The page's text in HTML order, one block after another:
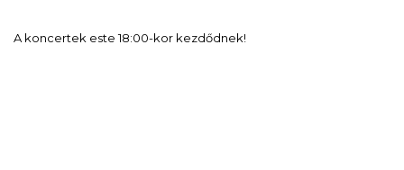
A koncertek este 18:00-kor kezdődnek!